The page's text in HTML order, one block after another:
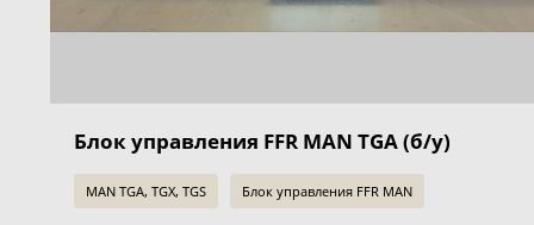
Блок управления FFR MAN TGA (б/у)
MAN TGA, TGX, TGS Блок управления FFR MAN